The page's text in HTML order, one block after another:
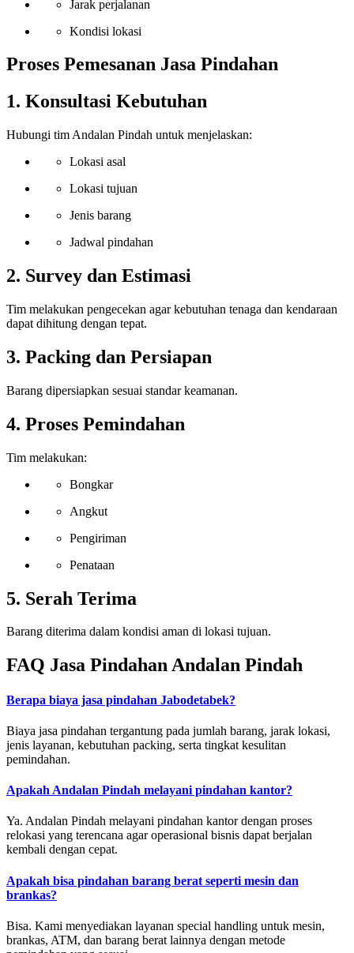
Jarak perjalanan
Kondisi lokasi
Proses Pemesanan Jasa Pindahan
1. Konsultasi Kebutuhan
Hubungi tim Andalan Pindah untuk menjelaskan:
Lokasi asal
Lokasi tujuan
Jenis barang
Jadwal pindahan
2. Survey dan Estimasi
Tim melakukan pengecekan agar kebutuhan tenaga dan kendaraan
dapat dihitung dengan tepat.
3. Packing dan Persiapan
Barang dipersiapkan sesuai standar keamanan.
4. Proses Pemindahan
Tim melakukan:
Bongkar
Angkut
Pengiriman
Penataan
5. Serah Terima
Barang diterima dalam kondisi aman di lokasi tujuan.
FAQ Jasa Pindahan Andalan Pindah
Berapa biaya jasa pindahan Jabodetabek?
Biaya jasa pindahan tergantung pada jumlah barang, jarak lokasi,
jenis layanan, kebutuhan packing, serta tingkat kesulitan
pemindahan.
Apakah Andalan Pindah melayani pindahan kantor?
Ya. Andalan Pindah melayani pindahan kantor dengan proses
relokasi yang terencana agar operasional bisnis dapat berjalan
kembali dengan cepat.
Apakah bisa pindahan barang berat seperti mesin dan
brankas?
Bisa. Kami menyediakan layanan special handling untuk mesin,
brankas, ATM, dan barang berat lainnya dengan metode